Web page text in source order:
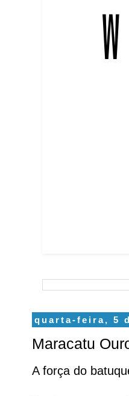
quarta-feira, 5
Maracatu
A força do